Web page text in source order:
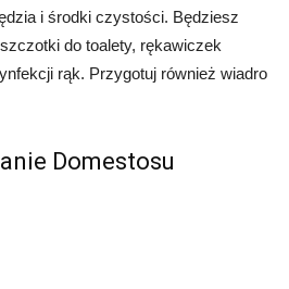
i środki czystości. Będziesz
do toalety, rękawiczek
rąk. Przygotuj również wiadro
Domestosu